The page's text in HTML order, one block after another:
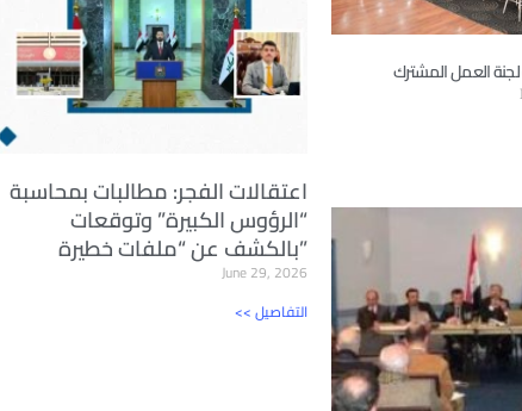
اعتقالات الفجر: مطالبات بمحاسبة
“الرؤوس الكبيرة” وتوقعات
بالكشف عن “ملفات خطيرة”
June 29, 2026
<< التفاصيل
لجنة العمل المشترك